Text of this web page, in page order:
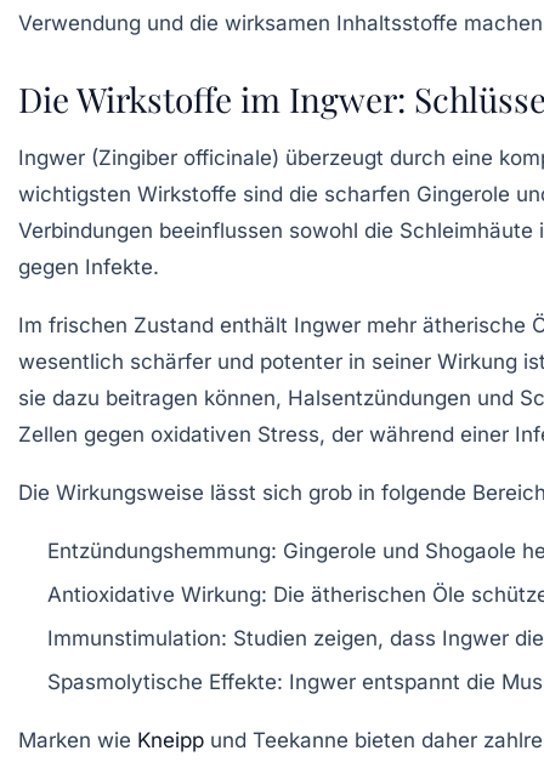
Verwendung und die wirksamen Inhaltsstoffe
Die Wirkstoffe im Ingwer:
Ingwer (Zingiber officinale) überzeugt durch eine
wichtigsten Wirkstoffe sind die scharfen Gingerole
Verbindungen beeinflussen sowohl die
gegen Infekte.
Im frischen Zustand enthält Ingwer mehr ätherische
wesentlich schärfer und potenter in seiner Wirkung
sie dazu beitragen können, Halsentzündungen und
Zellen gegen oxidativen Stress, der während einer
Die Wirkungsweise lässt sich grob in folgende
Entzündungshemmung: Gingerole und Shogaole
Antioxidative Wirkung: Die ätherischen Öle
Immunstimulation: Studien zeigen, dass Ingwer
Spasmolytische Effekte: Ingwer entspannt die
Marken wie Kneipp und Teekanne bieten daher